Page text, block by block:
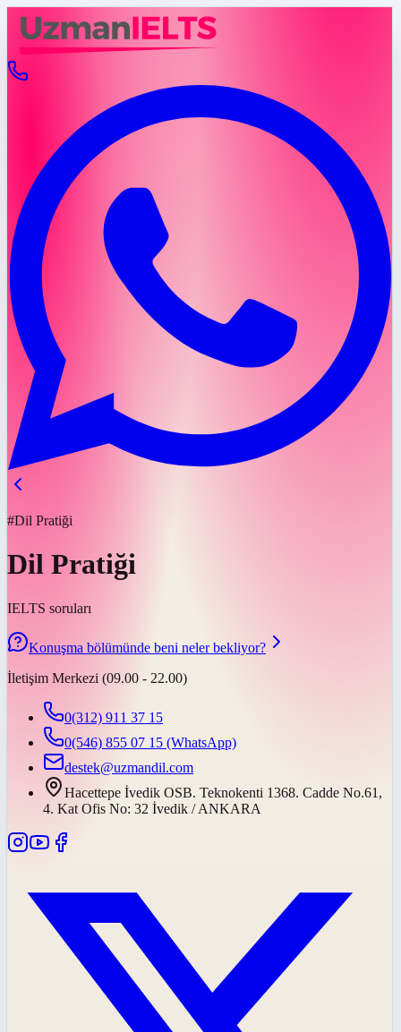
#Dil Pratiği
Dil Pratiği
IELTS soruları
Konuşma bölümünde beni neler bekliyor?
İletişim Merkezi (09.00 - 22.00)
0(312) 911 37 15
0(546) 855 07 15 (WhatsApp)
destek@uzmandil.com
Hacettepe İvedik OSB. Teknokenti 1368. Cadde No.61,
4. Kat Ofis No: 32 İvedik / ANKARA